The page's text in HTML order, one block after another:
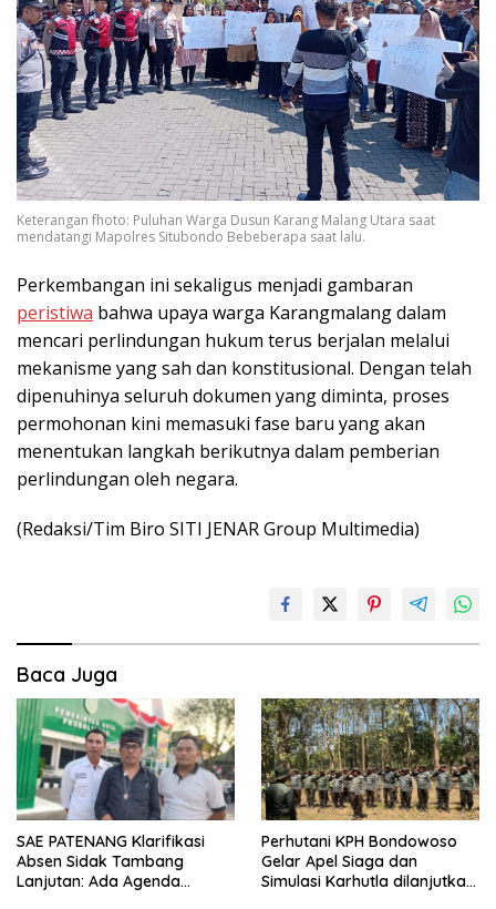
Keterangan fhoto: Puluhan Warga Dusun Karang Malang Utara saat
mendatangi Mapolres Situbondo Bebeberapa saat lalu.
Perkembangan ini sekaligus menjadi gambaran
peristiwa bahwa upaya warga Karangmalang dalam
mencari perlindungan hukum terus berjalan melalui
mekanisme yang sah dan konstitusional. Dengan telah
dipenuhinya seluruh dokumen yang diminta, proses
permohonan kini memasuki fase baru yang akan
menentukan langkah berikutnya dalam pemberian
perlindungan oleh negara.
(Redaksi/Tim Biro SITI JENAR Group Multimedia)
Baca Juga
SAE PATENANG Klarifikasi
Absen Sidak Tambang
Lanjutan: Ada Agenda
Perhutani KPH Bondowoso
Gelar Apel Siaga dan
Simulasi Karhutla dilanjutkan